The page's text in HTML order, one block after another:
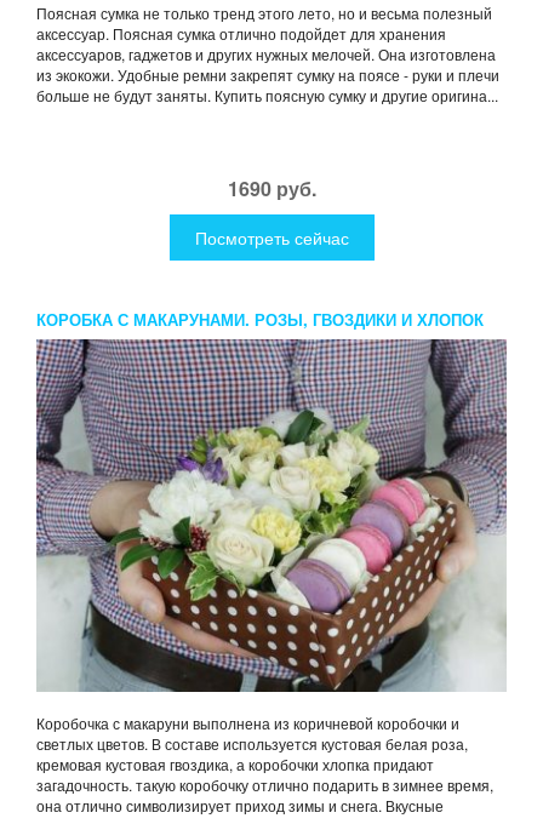
Поясная сумка не только тренд этого лето, но и весьма полезный
аксессуар. Поясная сумка отлично подойдет для хранения
аксессуаров, гаджетов и других нужных мелочей. Она изготовлена
из экокожи. Удобные ремни закрепят сумку на поясе - руки и плечи
больше не будут заняты. Купить поясную сумку и другие оригина...
1690 руб.
Посмотреть сейчас
КОРОБКА С МАКАРУНАМИ. РОЗЫ, ГВОЗДИКИ И ХЛОПОК
Коробочка с макаруни выполнена из коричневой коробочки и
светлых цветов. В составе используется кустовая белая роза,
кремовая кустовая гвоздика, а коробочки хлопка придают
загадочность. такую коробочку отлично подарить в зимнее время,
она отлично символизирует приход зимы и снега. Вкусные